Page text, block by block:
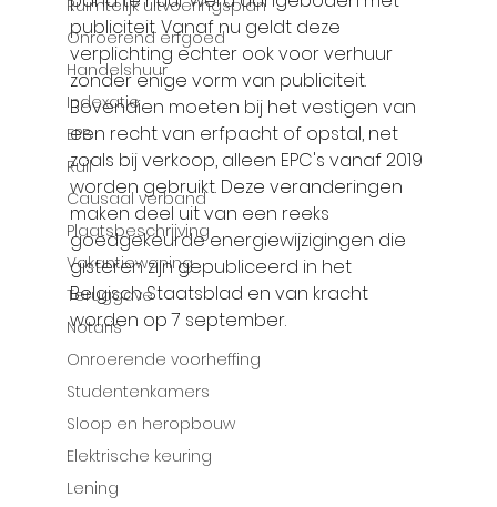
Ruimtelijk uitvoeringsplan
Onroerend erfgoed
Handelshuur
Indexatie
EPB
Ruil
Causaal verband
Plaatsbeschrijving
Vakantiewoning
Teruggave
Notaris
Onroerende voorheffing
Studentenkamers
Sloop en heropbouw
Elektrische keuring
Lening
publiciteit. Vanaf nu geldt deze
verplichting echter ook voor verhuur
zonder enige vorm van publiciteit.
Bovendien moeten bij het vestigen van
een recht van erfpacht of opstal, net
zoals bij verkoop, alleen EPC's vanaf 2019
worden gebruikt. Deze veranderingen
maken deel uit van een reeks
goedgekeurde energiewijzigingen die
gisteren zijn gepubliceerd in het
Belgisch Staatsblad en van kracht
worden op 7 september.